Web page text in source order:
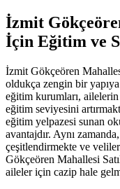
İzmit
İçin Eğitim ve
İzmit Gökçeören
oldukça zengin bir
eğitim kurumları,
eğitim seviyesini
eğitim yelpazesi sunan
avantajdır. Aynı
çeşitlendirmekte ve
Gökçeören Mahallesi
aileler için cazip hale